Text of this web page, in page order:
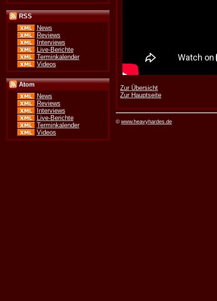
RSS
News
Reviews
Interviews
Live-Berichte
Terminkalender
Videos
Atom
News
Reviews
Interviews
Live-Berichte
Terminkalender
Videos
Zur Übersicht
Zur Hauptseite
©www.heavyhardes.de